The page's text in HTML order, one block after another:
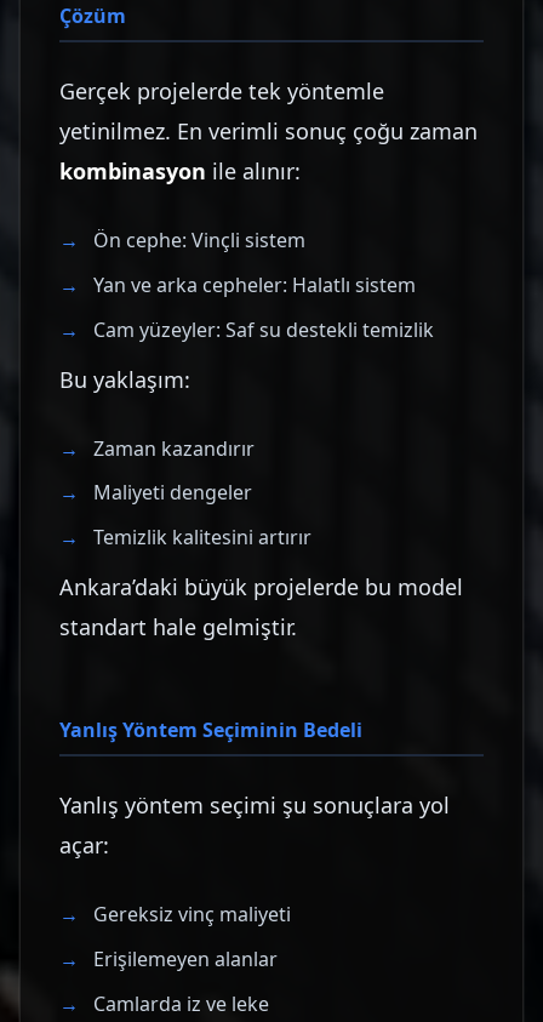
Çözüm
Gerçek projelerde tek yöntemle
yetinilmez. En verimli sonuç çoğu zaman
kombinasyon ile alınır:
Ön cephe: Vinçli sistem
Yan ve arka cepheler: Halatlı sistem
Cam yüzeyler: Saf su destekli temizlik
Bu yaklaşım:
Zaman kazandırır
Maliyeti dengeler
Temizlik kalitesini artırır
Ankara’daki büyük projelerde bu model
standart hale gelmiştir.
Yanlış Yöntem Seçiminin Bedeli
Yanlış yöntem seçimi şu sonuçlara yol
açar:
Gereksiz vinç maliyeti
Erişilemeyen alanlar
Camlarda iz ve leke